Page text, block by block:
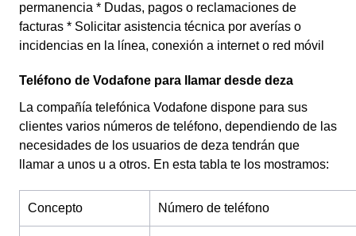
permanencia * Dudas, pagos o reclamaciones de
facturas * Solicitar asistencia técnica por averías o
incidencias en la línea, conexión a internet o red móvil
Teléfono de Vodafone para llamar desde deza
La compañía telefónica Vodafone dispone para sus
clientes varios números de teléfono, dependiendo de las
necesidades de los usuarios de deza tendrán que
llamar a unos u a otros. En esta tabla te los mostramos:
Concepto Número de teléfono